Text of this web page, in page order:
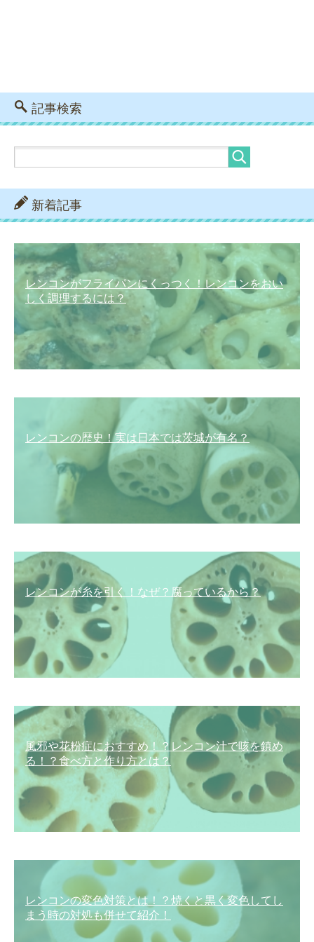
記事検索
新着記事
レンコンがフライパンにくっつく！レンコンをおい
しく調理するには？
レンコンの歴史！実は日本では茨城が有名？
レンコンが糸を引く！なぜ？腐っているから？
風邪や花粉症におすすめ！？レンコン汁で咳を鎮め
る！？食べ方と作り方とは？
レンコンの変色対策とは！？焼くと黒く変色してし
まう時の対処も併せて紹介！